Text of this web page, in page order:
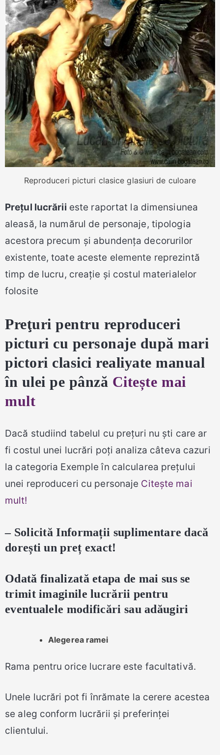
Reproduceri picturi clasice glasiuri de culoare
Prețul lucrării este raportat la dimensiunea
aleasă, la numărul de personaje, tipologia
acestora precum și abundența decorurilor
existente, toate aceste elemente reprezintă
timp de lucru, creație și costul materialelor
folosite
Preţuripentru reproduceri
picturi cu personaje după mari
pictori clasicirealiyate manual
în ulei pe pânză Citește mai
mult
Dacă studiind tabelul cu prețuri nu ști care ar
fi costul unei lucrări poți analiza câteva cazuri
la categoria Exemple în calcularea prețului
unei reproduceri cu personaje Citește mai
mult!
– Solicită Informații suplimentare dacă
dorești un preț exact!
Odată finalizată etapa de mai sus se
trimit imaginile lucrării pentru
eventualele modificări sau adăugiri
Alegerea ramei
Rama pentru orice lucrare este facultativă.
Unele lucrări pot fi înrămate la cerere acestea
se aleg conform lucrării și preferinței
clientului.